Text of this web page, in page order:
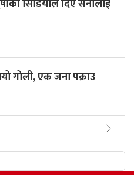
सिडियोले दिए सेनालाई
गोली, एक जना पक्राउ